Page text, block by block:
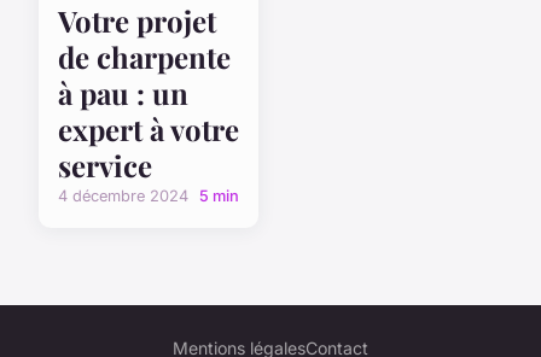
Votre projet
de charpente
à pau : un
expert à votre
service
4 décembre 2024 5 min
Mentions légalesContact